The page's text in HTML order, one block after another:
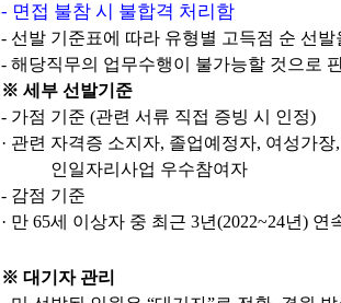
- 면접 불참 시 불합격 처리함
- 선발 기준표에 따라 유형별 고득점 순 선발
- 해당직무의 업무수행이 불가능할 것으로
※ 세부 선발기준
- 가점 기준 (관련 서류 직접 증빙 시 인정)
· 관련 자격증 소지자, 졸업예정자, 여성가장,
인일자리사업 우수참여자
- 감점 기준
· 만 65세 이상자 중 최근 3년(2022~24년) 연
※ 대기자 관리